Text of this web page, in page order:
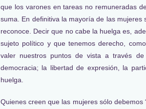
que los varones en tareas no remuneradas
suma. En definitiva la mayoría de las
reconoce. Decir que no cabe la huelga es,
sujeto político y que tenemos derecho,
valer nuestros puntos de vista a través
democracia; la libertad de expresión, la
huelga.
Quienes creen que las mujeres sólo